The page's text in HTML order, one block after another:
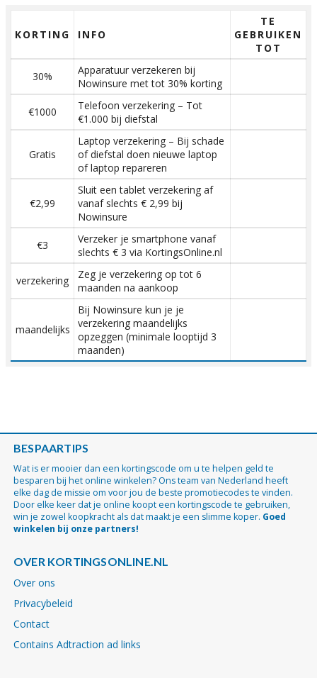
KORTING INFO
TE
GEBRUIKEN
TOT
30%
Apparatuur verzekeren bij
Nowinsure met tot 30% korting
€1000
Telefoon verzekering – Tot
€1.000 bij diefstal
Gratis
Laptop verzekering – Bij schade
of diefstal doen nieuwe laptop
of laptop repareren
€2,99
Sluit een tablet verzekering af
vanaf slechts € 2,99 bij
Nowinsure
€3
Verzeker je smartphone vanaf
slechts € 3 via KortingsOnline.nl
verzekering
Zeg je verzekering op tot 6
maanden na aankoop
maandelijks
Bij Nowinsure kun je je
verzekering maandelijks
opzeggen (minimale looptijd 3
maanden)
BESPAARTIPS
Wat is er mooier dan een kortingscode om u te helpen geld te
besparen bij het online winkelen? Ons team van Nederland heeft
elke dag de missie om voor jou de beste promotiecodes te vinden.
Door elke keer dat je online koopt een kortingscode te gebruiken,
win je zowel koopkracht als dat maakt je een slimme koper. Goed
winkelen bij onze partners!
OVER KORTINGSONLINE.NL
Over ons
Privacybeleid
Contact
Contains Adtraction ad links